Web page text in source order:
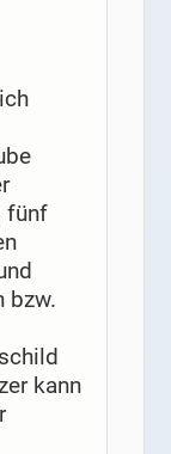
fünf
bzw.
kann